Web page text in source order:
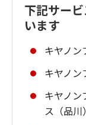
下記サー
います
キヤノン
キヤノン
キヤノン
ス（品川）